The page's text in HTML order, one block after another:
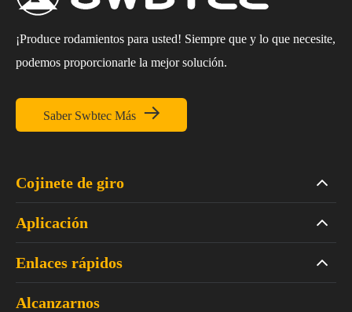
¡Produce rodamientos para usted! Siempre que y lo que necesite,
podemos proporcionarle la mejor solución.
Saber Swbtec Más 
Cojinete de giro
Aplicación
Enlaces rápidos
Alcanzarnos